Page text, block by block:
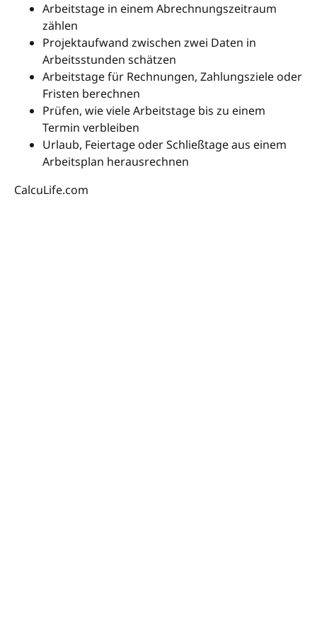
Arbeitstage in einem Abrechnungszeitraum
zählen
Projektaufwand zwischen zwei Daten in
Arbeitsstunden schätzen
Arbeitstage für Rechnungen, Zahlungsziele oder
Fristen berechnen
Prüfen, wie viele Arbeitstage bis zu einem
Termin verbleiben
Urlaub, Feiertage oder Schließtage aus einem
Arbeitsplan herausrechnen
CalcuLife.com